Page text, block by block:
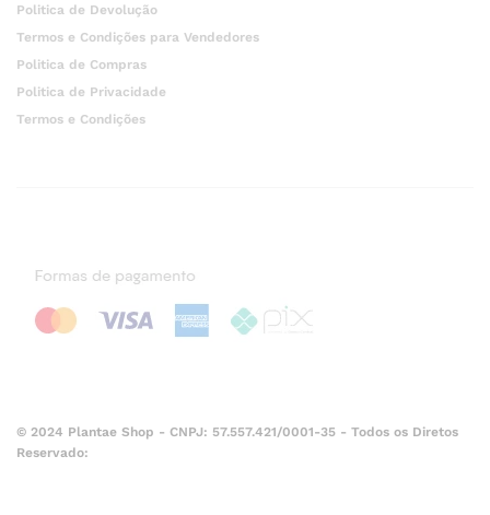
Politica de Devolução
Termos e Condições para Vendedores
Politica de Compras
Politica de Privacidade
Termos e Condições
© 2024 Plantae Shop - CNPJ: 57.557.421/0001-35 - Todos os Diretos
Reservado: